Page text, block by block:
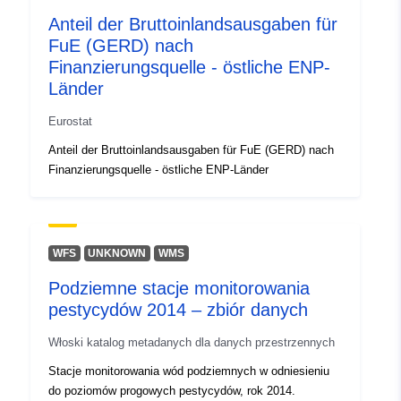
Identyfikatory: enpe_rd_e_gerdfund
Inne
identyfikatory:
https://doi.org/10.2908/
Prawa dostępu: public
Okresowość
narastania:
Temporal
coverage:
01 January 2005
- 31 December 2024
Zasób:
Anteil der Bruttoinlandsausgaben für
FuE (GERD) nach
Finanzierungsquelle - östliche ENP-
Länder
Eurostat
Anteil der Bruttoinlandsausgaben für FuE (GERD) nach
Finanzierungsquelle - östliche ENP-Länder
WFS UNKNOWN WMS
Podziemne stacje monitorowania
pestycydów 2014 – zbiór danych
Włoski katalog metadanych dla danych przestrzennych
Stacje monitorowania wód podziemnych w odniesieniu
do poziomów progowych pestycydów, rok 2014.